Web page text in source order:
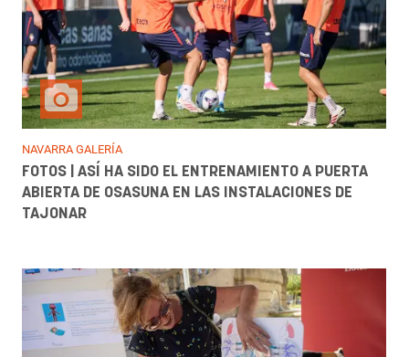
NAVARRA GALERÍA
FOTOS | ASÍ HA SIDO EL ENTRENAMIENTO A PUERTA
ABIERTA DE OSASUNA EN LAS INSTALACIONES DE
TAJONAR